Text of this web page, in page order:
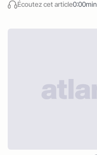
Écoutez cet article0:00min